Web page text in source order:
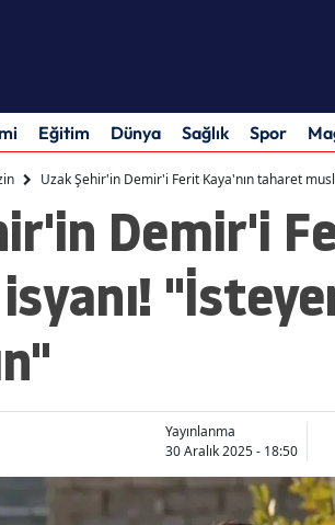
Eğitim Dünya Sağlık Spor
Uzak Şehir'in Demir'i Ferit Kaya'nın taharet
Demir'i
Yayınlanma
30 Aralık 2025 - 18:50